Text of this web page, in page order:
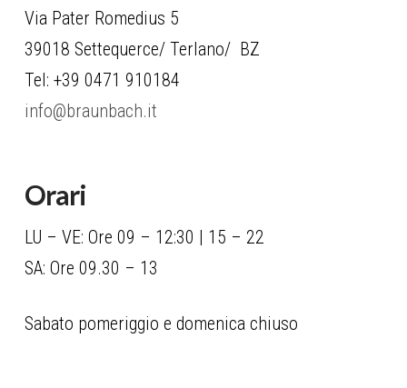
Via Pater Romedius 5
39018 Settequerce/ Terlano/ BZ
Tel: +39 0471 910184
info@braunbach.it
Orari
LU – VE: Ore 09 – 12:30 | 15 – 22
SA: Ore 09.30 – 13
Sabato pomeriggio e domenica chiuso